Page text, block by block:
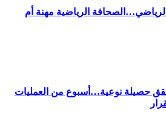
الرياضية مهنة أم
حصيلة نوعية…أسبوع من العمليات